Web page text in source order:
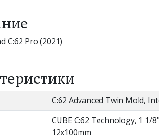
C:62 Pro (2021)
C:62 Advanced Twin Mold,
CUBE C:62 Technology, 1
12x100mm